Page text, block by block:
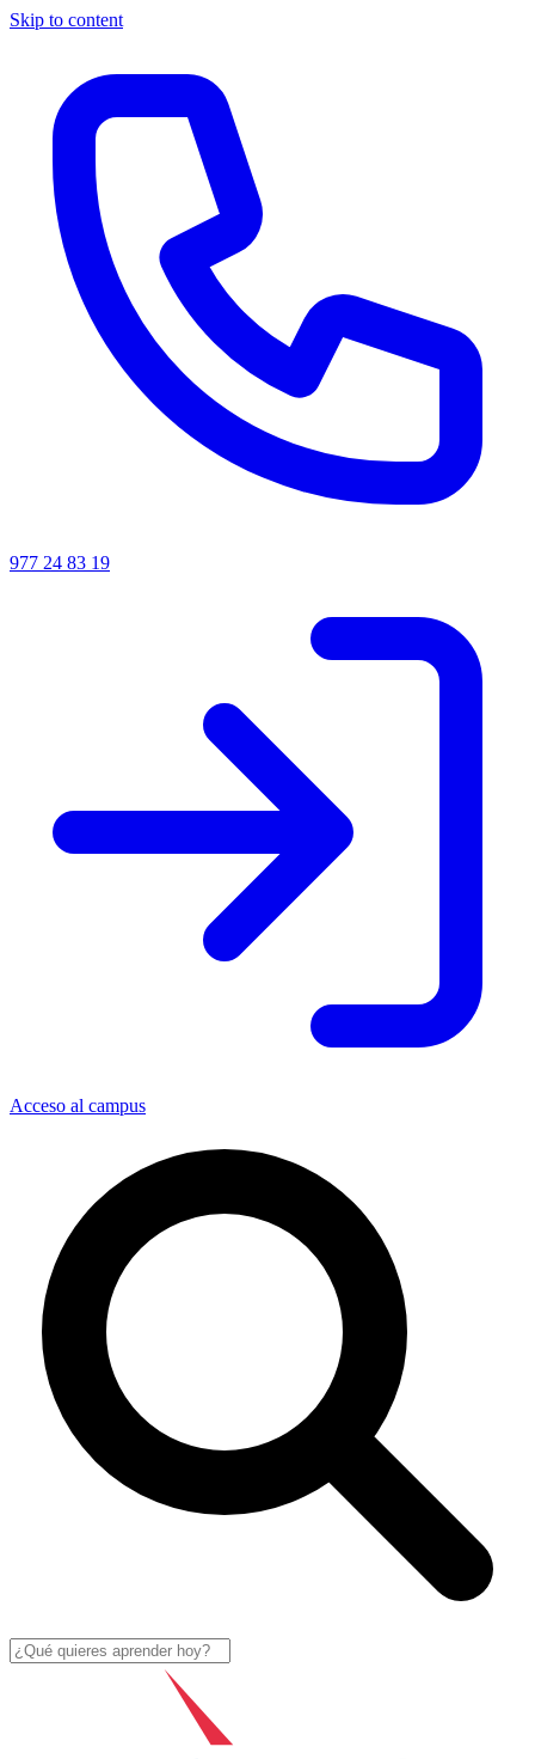
Skip to content
977 24 83 19
Acceso al campus